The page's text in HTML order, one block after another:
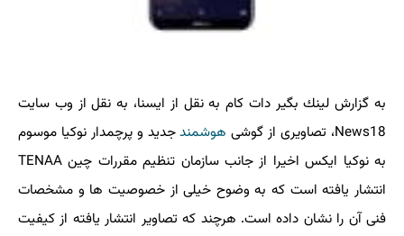
به گزارش لینك بگیر دات كام به نقل از ایسنا، به نقل از وب سایت
News18، تصاویری از گوشی
هوشمندجدید و پرچمدار نوكیا موسوم
به نوكیا ایكس اخیرا از جانب سازمان تنظیم مقررات چین TENAA
انتشار یافته است كه به وضوح خیلی از خصوصیت ها و مشخصات
فنی آن را نشان داده است. هرچند كه تصاویر انتشار یافته از كیفیت